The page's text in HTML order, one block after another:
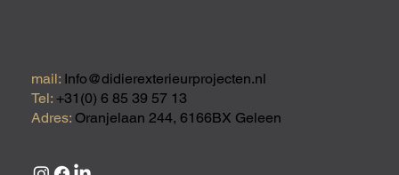
mail: Info@didierexterieurprojecten.nl
Tel:+31(0) 6 85 39 57 13
Adres: Oranjelaan 244, 6166BX Geleen